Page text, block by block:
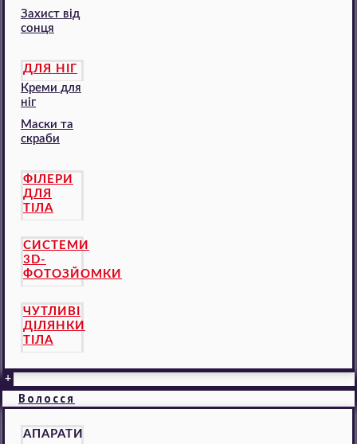
Захист від
сонця
ДЛЯ НІГ
Креми для
ніг
Маски та
скраби
ФІЛЕРИ
ДЛЯ
ТІЛА
СИСТЕМИ
3D-
ФОТОЗЙОМКИ
ЧУТЛИВІ
ДІЛЯНКИ
ТІЛА
+
Волосся
АПАРАТИ